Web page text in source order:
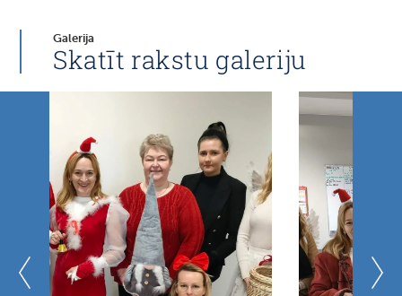
Galerija
Skatīt rakstu galeriju